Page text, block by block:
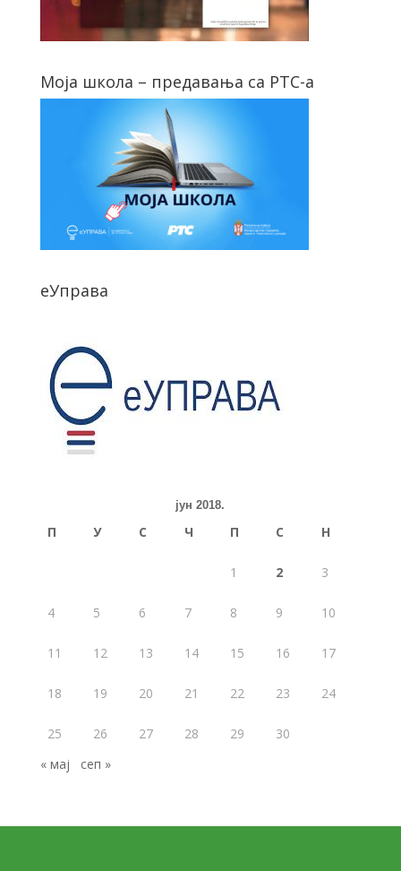
Моја школа – предавања са РТС-а
еУправа
јун 2018.
П У С Ч П С Н
1 2 3
4 5 6 7 8 9 10
11 12 13 14 15 16 17
18 19 20 21 22 23 24
25 26 27 28 29
30
« мај
сеп »